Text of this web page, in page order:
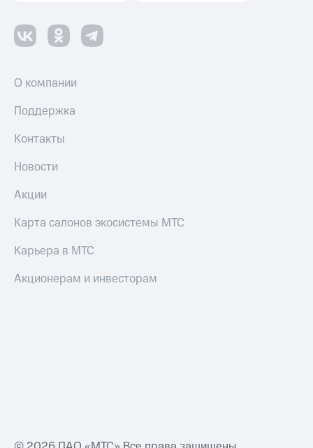
О компании
Поддержка
Контакты
Новости
Акции
Карта салонов экосистемы МТС
Карьера в МТС
Акционерам и инвесторам